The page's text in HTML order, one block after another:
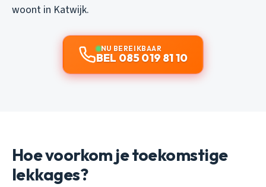
woont in Katwijk.
NU BEREIKBAAR
BEL 085 019 81 10
Hoe voorkom je toekomstige
lekkages?